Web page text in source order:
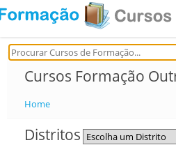
Cursos Formação
Home
Distritos